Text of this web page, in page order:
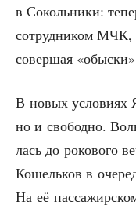
в Соколь­ни­ки:
сотруд­ни­ком МЧК,
совер­шая
В новых усло­ви­ях
но и сво­бод­но.
лась до роко­во­го
Кошель­ков в
На её